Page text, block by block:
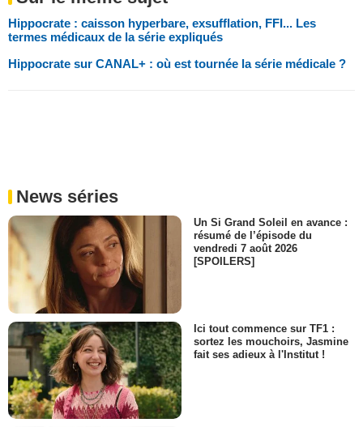
Hippocrate : caisson hyperbare, exsufflation, FFI... Les
termes médicaux de la série expliqués
Hippocrate sur CANAL+ : où est tournée la série médicale ?
News séries
Un Si Grand Soleil en avance :
résumé de l’épisode du
vendredi 7 août 2026
[SPOILERS]
Ici tout commence sur TF1 :
sortez les mouchoirs, Jasmine
fait ses adieux à l'Institut !